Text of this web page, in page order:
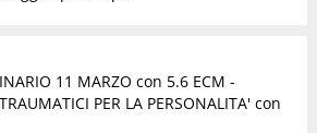
11 MARZO con 5.6 ECM -
PER LA PERSONALITA' con